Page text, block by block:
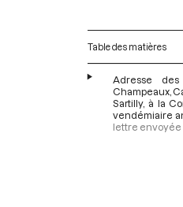
Table des matières
Adresse
Champeaux,
Sartilly, à la
vendémiaire
lettre envoyée